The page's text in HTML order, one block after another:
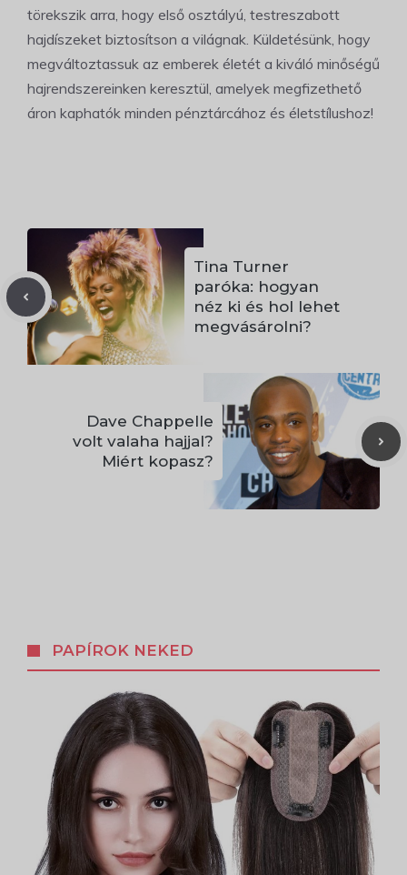
törekszik arra, hogy első osztályú, testreszabott
hajdíszeket biztosítson a világnak. Küldetésünk, hogy
megváltoztassuk az emberek életét a kiváló minőségű
hajrendszereinken keresztül, amelyek megfizethető
áron kaphatók minden pénztárcához és életstílushoz!
Tina Turner
paróka: hogyan
néz ki és hol lehet
megvásárolni?
Dave Chappelle
volt valaha hajjal?
Miért kopasz?
PAPÍROK NEKED